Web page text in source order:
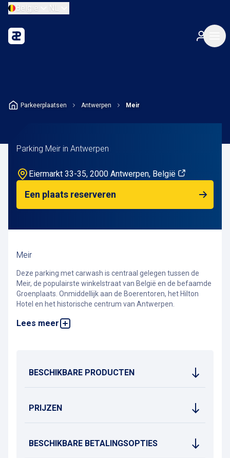
België NL
Parkeerplaatsen Antwerpen Meir
Parking Meir in Antwerpen
Eiermarkt 33-35, 2000 Antwerpen, België
Een plaats reserveren
Meir
Deze parking met carwash is centraal gelegen tussen de
Meir, de populairste winkelstraat van België en de befaamde
Groenplaats. Onmiddellijk aan de Boerentoren, het Hilton
Hotel en het historische centrum van Antwerpen.
Lees meer
Ontdek onzepremium carwash
BESCHIKBARE PRODUCTEN
PRIJZEN
BESCHIKBARE BETALINGSOPTIES